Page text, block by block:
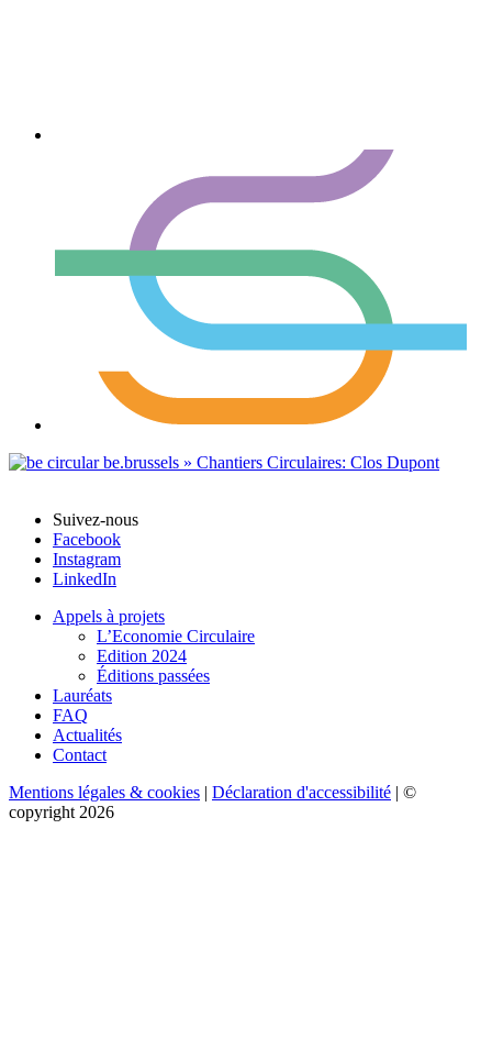
Suivez-nous
Facebook
Instagram
LinkedIn
Appels à projets
L’Economie Circulaire
Edition 2024
Éditions passées
Lauréats
FAQ
Actualités
Contact
Mentions légales & cookies | Déclaration d'accessibilité | ©
copyright 2026